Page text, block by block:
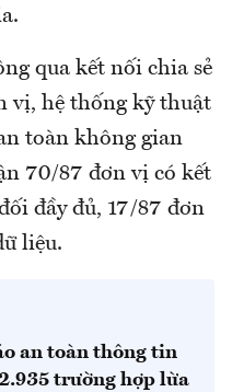
qua kết nối chia sẻ
vị, hệ thống kỹ thuật
toàn không gian
70/87 đơn vị có kết
đầy đủ, 17/87 đơn
liệu.
an toàn thông tin
trường hợp lừa